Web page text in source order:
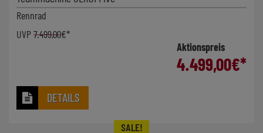
Rennrad
UVP7.499,00€*
Aktionspreis
4.499,00€*
DETAILS